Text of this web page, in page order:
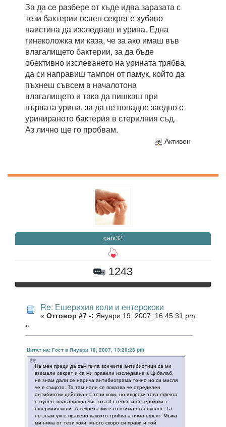
За да се разбере от къде идва заразата с
тези бактерии освен секрет е хубаво
наистина да изследваш и урина. Една
гинеколожка ми каза, че за ако имаш във
влагалището бактерии, за да бъде
обективно изслеването на урината трябва
да си направиш тампон от памук, който да
пъхнеш съвсем в началотона
влагалището и така да пишкаш при
първата урина, за да не попадне заедно с
уринираното бактерия в стерилния съд.
Аз лично ще го пробвам.
Активен
gabi32
1243
Re: Ешерихия коли и ентерококи
« Отговор #7 -: Януари 19, 2007, 16:45:31 pm
»
Цитат на: Гост в Януари 19, 2007, 13:29:23 pm
На мен преди да съм пила всичките антибиотици са ми
вземали секрет и са ми правили изследване в Цибалаб,
не знам дали се нарича антибиограма точно но си мисля
че е същото. Та там нали се показва че определен
антибиотик действа на тези коки, но въпреки това ефекта
е нулев- влагалищна чистота 3 степен и ентерококи +
ешерихия коли. А секрета ми е го взимал генеколог. Та
не знам уж е правено каквото трябва а няма ефект. Мъжа
ми няма от тези коки, много скоро си прави и той